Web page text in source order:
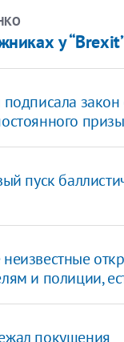
у
закон
пуск
и полиции,
покушения